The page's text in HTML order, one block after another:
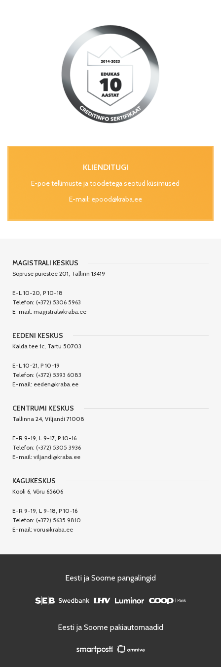
KLIENDITUGI
E-poe tellimuste ja toodetega seotud küsimused
E-mail: epood@kraba.ee
MAGISTRALI KESKUS
Sõpruse puiestee 201, Tallinn 13419
E-L 10-20, P 10-18
Telefon: (+372) 5306 5963
E-mail: magistral@kraba.ee
EEDENI KESKUS
Kalda tee 1c, Tartu 50703
E-L 10-21, P 10-19
Telefon: (+372) 5393 6083
E-mail: eeden@kraba.ee
CENTRUMI KESKUS
Tallinna 24, Viljandi 71008
E-R 9-19, L 9-17, P 10-16
Telefon: (+372) 5305 3936
E-mail: viljandi@kraba.ee
KAGUKESKUS
Kooli 6, Võru 65606
E-R 9-19, L 9-18, P 10-16
Telefon: (+372) 5635 9810
E-mail: voru@kraba.ee
Eesti ja Soome pangalingid
Eesti ja Soome pakiautomaadid